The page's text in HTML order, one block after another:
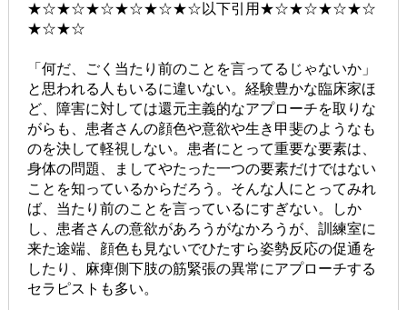
★☆★☆★☆★☆★☆★☆以下引用★☆★☆★☆★☆
★☆★☆
「何だ、ごく当たり前のことを言ってるじゃないか」
と思われる人もいるに違いない。経験豊かな臨床家ほ
ど、障害に対しては還元主義的なアプローチを取りな
がらも、患者さんの顔色や意欲や生き甲斐のようなも
のを決して軽視しない。患者にとって重要な要素は、
身体の問題、ましてやたった一つの要素だけではない
ことを知っているからだろう。そんな人にとってみれ
ば、当たり前のことを言っているにすぎない。しか
し、患者さんの意欲があろうがなかろうが、訓練室に
来た途端、顔色も見ないでひたすら姿勢反応の促通を
したり、麻痺側下肢の筋緊張の異常にアプローチする
セラピストも多い。